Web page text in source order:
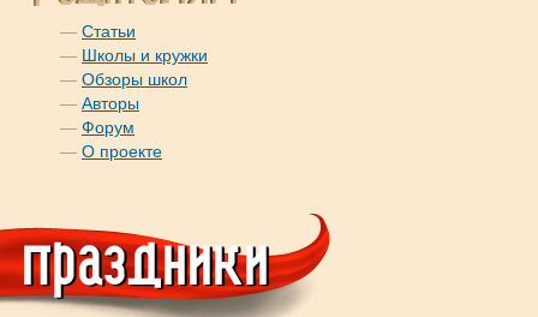
— Статьи
— Школы и кружки
— Обзоры школ
— Авторы
— Форум
— О проекте